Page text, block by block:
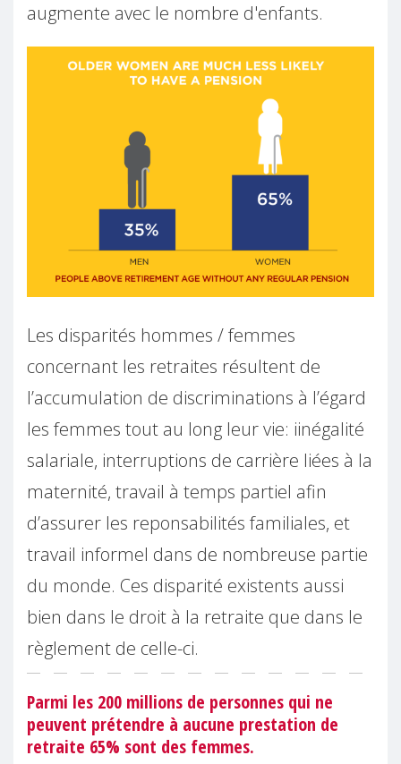
augmente avec le nombre d'enfants.
Les disparités hommes / femmes
concernant les retraites résultent de
l’accumulation de discriminations à l’égard
les femmes tout au long leur vie: iinégalité
salariale, interruptions de carrière liées à la
maternité, travail à temps partiel afin
d’assurer les reponsabilités familiales, et
travail informel dans de nombreuse partie
du monde. Ces disparité existents aussi
bien dans le droit à la retraite que dans le
règlement de celle-ci.
Parmi les 200 millions de personnes qui ne
peuvent prétendre à aucune prestation de
retraite 65% sont des femmes.